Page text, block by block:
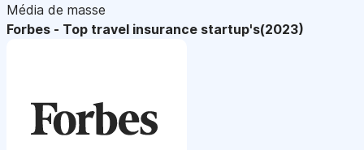
Média de masse
Forbes - Top travel insurance startup's(2023)